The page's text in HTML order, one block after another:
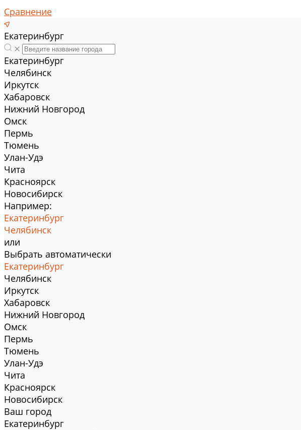
Сравнение
Екатеринбург
Екатеринбург
Челябинск
Иркутск
Хабаровск
Нижний Новгород
Омск
Пермь
Тюмень
Улан-Удэ
Чита
Красноярск
Новосибирск
Например:
Екатеринбург
Челябинск
или
Выбрать автоматически
Екатеринбург
Челябинск
Иркутск
Хабаровск
Нижний Новгород
Омск
Пермь
Тюмень
Улан-Удэ
Чита
Красноярск
Новосибирск
Ваш город
Екатеринбург